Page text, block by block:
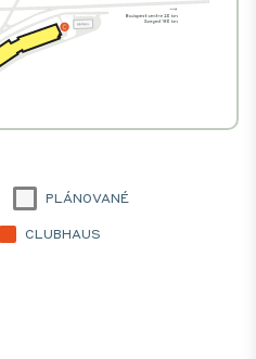
PLÁNOVANÉ
CLUBHAUS